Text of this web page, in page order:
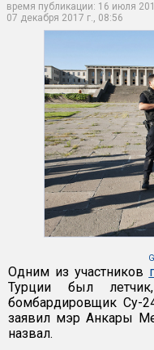
время публикации: 16 июля
07 декабря 2017 г., 08:56
Одним из участников
Турции был
бомбардировщик Су-
заявил мэр Анкары
назвал.